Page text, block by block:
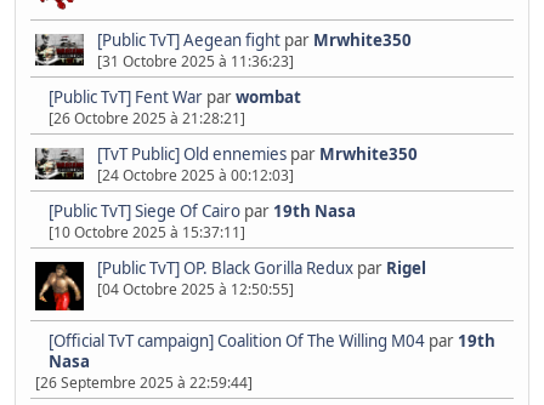
[Public TvT] Aegean fight par Mrwhite350
[31 Octobre 2025 à 11:36:23]
[Public TvT] Fent War parwombat
[26 Octobre 2025 à 21:28:21]
[TvT Public] Old ennemies par Mrwhite350
[24 Octobre 2025 à 00:12:03]
[Public TvT] Siege Of Cairo par 19th Nasa
[10 Octobre 2025 à 15:37:11]
[Public TvT] OP. Black Gorilla Redux par Rigel
[04 Octobre 2025 à 12:50:55]
[Official TvT campaign] Coalition Of The Willing M04 par 19th
Nasa
[26 Septembre 2025 à 22:59:44]